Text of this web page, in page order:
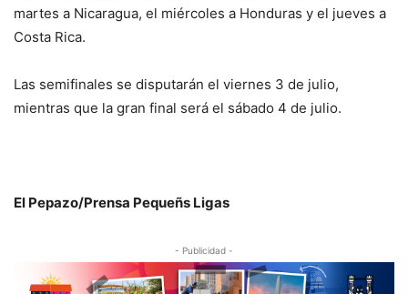
martes a Nicaragua, el miércoles a Honduras y el jueves a
Costa Rica.
Las semifinales se disputarán el viernes 3 de julio,
mientras que la gran final será el sábado 4 de julio.
El Pepazo/Prensa Pequeñs Ligas
- Publicidad -